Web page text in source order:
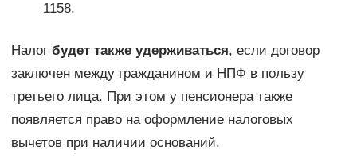
1158.
Налог будет также удерживаться, если договор
заключен между гражданином и НПФ в пользу
третьего лица. При этом у пенсионера также
появляется право на оформление налоговых
вычетов при наличии оснований.